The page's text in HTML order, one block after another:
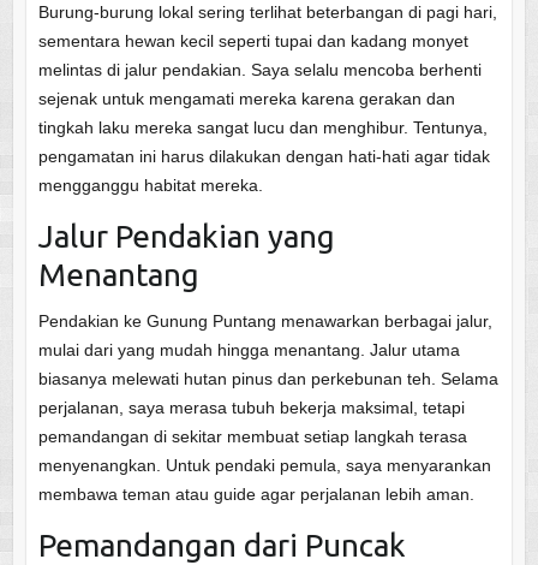
Burung-burung lokal sering terlihat beterbangan di pagi hari,
sementara hewan kecil seperti tupai dan kadang monyet
melintas di jalur pendakian. Saya selalu mencoba berhenti
sejenak untuk mengamati mereka karena gerakan dan
tingkah laku mereka sangat lucu dan menghibur. Tentunya,
pengamatan ini harus dilakukan dengan hati-hati agar tidak
mengganggu habitat mereka.
Jalur Pendakian yang
Menantang
Pendakian ke Gunung Puntang menawarkan berbagai jalur,
mulai dari yang mudah hingga menantang. Jalur utama
biasanya melewati hutan pinus dan perkebunan teh. Selama
perjalanan, saya merasa tubuh bekerja maksimal, tetapi
pemandangan di sekitar membuat setiap langkah terasa
menyenangkan. Untuk pendaki pemula, saya menyarankan
membawa teman atau guide agar perjalanan lebih aman.
Pemandangan dari Puncak